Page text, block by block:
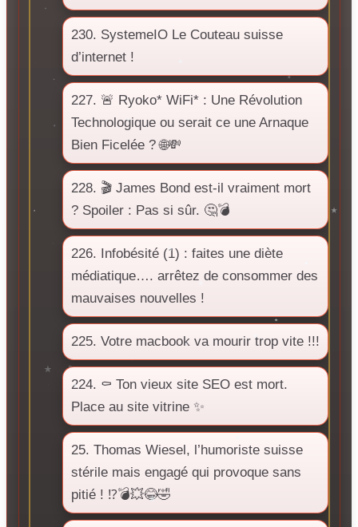
230. SystemeIO Le Couteau suisse
d’internet !
227. 🚨 Ryoko* WiFi* : Une Révolution
Technologique ou serait ce une Arnaque
Bien Ficelée ? 🌐💸
228. 🎬 James Bond est-il vraiment mort
? Spoiler : Pas si sûr. 🤔💣
226. Infobésité (1) : faites une diète
médiatique…. arrêtez de consommer des
mauvaises nouvelles !
225. Votre macbook va mourir trop vite !!!
224. ⚰️ Ton vieux site SEO est mort.
Place au site vitrine ✨
25. Thomas Wiesel, l’humoriste suisse
stérile mais engagé qui provoque sans
pitié ! ⁉️💣💥😂🤣